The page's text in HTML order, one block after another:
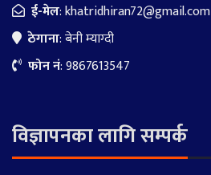
ई-मेल:khatridhiran72@gmail.com
ठेगाना: बेनी म्याग्दी
फोन नं: 9867613547
विज्ञापनका लागि सम्पर्क